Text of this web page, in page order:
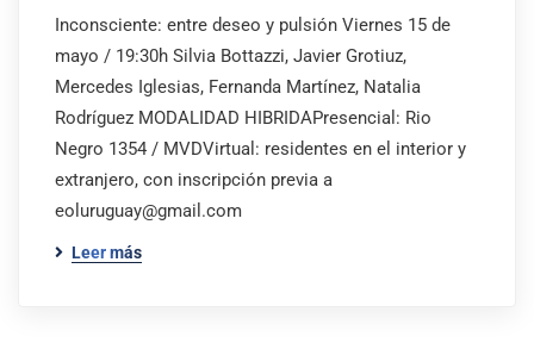
Inconsciente: entre deseo y pulsión Viernes 15 de
mayo / 19:30h Silvia Bottazzi, Javier Grotiuz,
Mercedes Iglesias, Fernanda Martínez, Natalia
Rodríguez MODALIDAD HIBRIDAPresencial: Rio
Negro 1354 / MVDVirtual: residentes en el interior y
extranjero, con inscripción previa a
eoluruguay@gmail.com
Leer más